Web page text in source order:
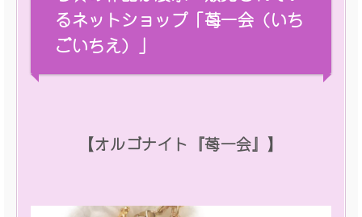
るネットショップ「苺一会（いち
ごいちえ）」
【オルゴナイト『苺一会』】